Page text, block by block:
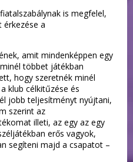
is megfelel,
érkezése a
amit mindenképpen egy
többet játékban
hogy szeretnék minél
klub célkitűzése és
jobb teljesítményt nyújtani,
szerint az
illeti, az egy az egy
erős vagyok,
segíteni majd a csapatot –